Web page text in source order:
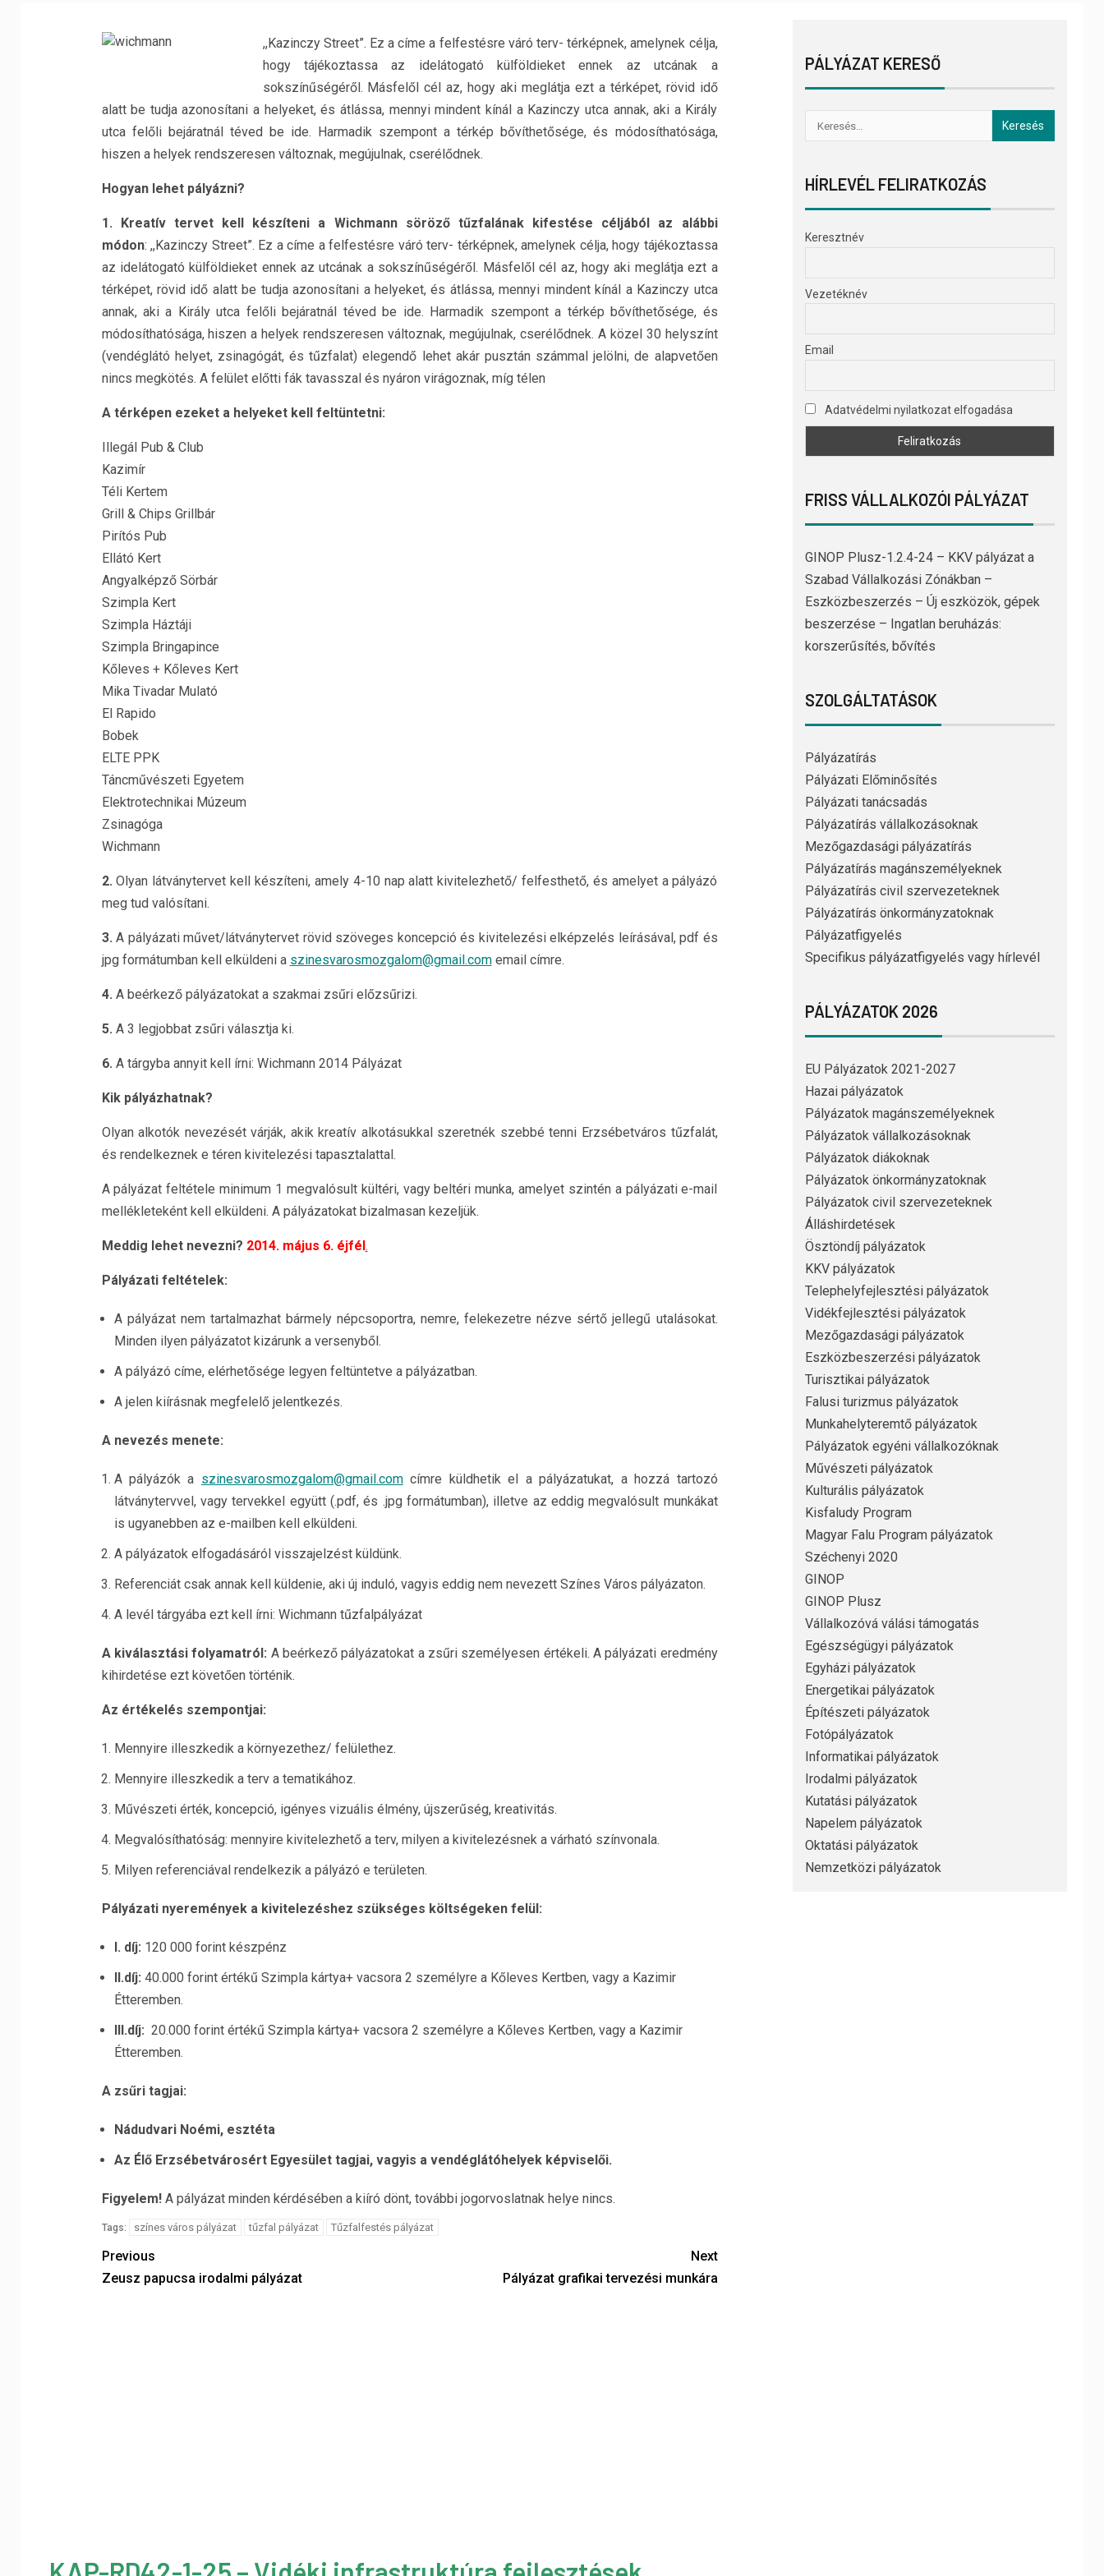
,,Kazinczy Street”. Ez a címe a felfestésre váró terv- térképnek, amelynek célja,
hogy tájékoztassa az idelátogató külföldieket ennek az utcának a
sokszínűségéről. Másfelől cél az, hogy aki meglátja ezt a térképet, rövid idő
alatt be tudja azonosítani a helyeket, és átlássa, mennyi mindent kínál a Kazinczy utca annak, aki a Király
utca felőli bejáratnál téved be ide. Harmadik szempont a térkép bővíthetősége, és módosíthatósága,
hiszen a helyek rendszeresen változnak, megújulnak, cserélődnek.
Hogyan lehet pályázni?
1.
Kreatív tervet kell készíteni a Wichmann söröző tűzfalának kifestése céljából az alábbi
módon: ,,Kazinczy Street”. Ez a címe a felfestésre váró terv- térképnek, amelynek célja, hogy tájékoztassa
az idelátogató külföldieket ennek az utcának a sokszínűségéről. Másfelől cél az, hogy aki meglátja ezt a
térképet, rövid idő alatt be tudja azonosítani a helyeket, és átlássa, mennyi mindent kínál a Kazinczy utca
annak, aki a Király utca felőli bejáratnál téved be ide. Harmadik szempont a térkép bővíthetősége, és
módosíthatósága, hiszen a helyek rendszeresen változnak, megújulnak, cserélődnek. A közel 30 helyszínt
(vendéglátó helyet, zsinagógát, és tűzfalat) elegendő lehet akár pusztán számmal jelölni, de alapvetően
nincs megkötés. A felület előtti fák tavasszal és nyáron virágoznak, míg télen
A térképen ezeket a helyeket kell feltüntetni:
Illegál Pub & Club
Kazimír
Téli Kertem
Grill & Chips Grillbár
Pirítós Pub
Ellátó Kert
Angyalképző Sörbár
Szimpla Kert
Szimpla Háztáji
Szimpla Bringapince
Kőleves + Kőleves Kert
Mika Tivadar Mulató
El Rapido
Bobek
ELTE PPK
Táncművészeti Egyetem
Elektrotechnikai Múzeum
Zsinagóga
Wichmann
2. Olyan látványtervet kell készíteni, amely 4-10 nap alatt kivitelezhető/ felfesthető, és amelyet a pályázó
meg tud valósítani.
3. A pályázati művet/látványtervet rövid szöveges koncepció és kivitelezési elképzelés leírásával, pdf és
jpg formátumban kell elküldeni a szinesvarosmozgalom@gmail.comemail címre.
4. A beérkező pályázatokat a szakmai zsűri előzsűrizi.
5. A 3 legjobbat zsűri választja ki.
6. A tárgyba annyit kell írni: Wichmann 2014 Pályázat
Kik pályázhatnak?
Olyan alkotók nevezését várják, akik kreatív alkotásukkal szeretnék szebbé tenni Erzsébetváros tűzfalát,
és rendelkeznek e téren kivitelezési tapasztalattal.
A pályázat feltétele minimum 1 megvalósult kültéri, vagy beltéri munka, amelyet szintén a pályázati e-mail
mellékleteként kell elküldeni. A pályázatokat bizalmasan kezeljük.
Meddig lehet nevezni? 2014. május 6. éjfél.
Pályázati feltételek:
A pályázat nem tartalmazhat bármely népcsoportra, nemre, felekezetre nézve sértő jellegű utalásokat.
Minden ilyen pályázatot kizárunk a versenyből.
A pályázó címe, elérhetősége legyen feltüntetve a pályázatban.
A jelen kiírásnak megfelelő jelentkezés.
A nevezés menete:
A pályázók a szinesvarosmozgalom@gmail.comcímre küldhetik el a pályázatukat, a hozzá tartozó
látványtervvel, vagy tervekkel együtt (.pdf, és .jpg formátumban), illetve az eddig megvalósult munkákat
is ugyanebben az e-mailben kell elküldeni.
A pályázatok elfogadásáról visszajelzést küldünk.
Referenciát csak annak kell küldenie, aki új induló, vagyis eddig nem nevezett Színes Város pályázaton.
A levél tárgyába ezt kell írni: Wichmann tűzfalpályázat
A kiválasztási folyamatról: A beérkező pályázatokat a zsűri személyesen értékeli. A pályázati eredmény
kihirdetése ezt követően történik.
Az értékelés szempontjai:
Mennyire illeszkedik a környezethez/ felülethez.
Mennyire illeszkedik a terv a tematikához.
Művészeti érték, koncepció, igényes vizuális élmény, újszerűség, kreativitás.
Megvalósíthatóság: mennyire kivitelezhető a terv, milyen a kivitelezésnek a várható színvonala.
Milyen referenciával rendelkezik a pályázó e területen.
Pályázati nyeremények a kivitelezéshez szükséges költségeken felül:
I. díj: 120 000 forint készpénz
II.díj: 40.000 forint értékű Szimpla kártya+ vacsora 2 személyre a Kőleves Kertben, vagy a Kazimir
Étteremben.
III.díj: 20.000 forint értékű Szimpla kártya+ vacsora 2 személyre a Kőleves Kertben, vagy a Kazimir
Étteremben.
A zsűri tagjai:
Nádudvari Noémi, esztéta
Az Élő Erzsébetvárosért Egyesület tagjai, vagyis a vendéglátóhelyek képviselői.
Figyelem! A pályázat minden kérdésében a kiíró dönt, további jogorvoslatnak helye nincs.
Tags: színes város pályázat tűzfal pályázat Tűzfalfestés pályázat
Previous
Zeusz papucsa irodalmi pályázat
Next
Pályázat grafikai tervezési munkára
PÁLYÁZAT KERESŐ
HÍRLEVÉL FELIRATKOZÁS
Keresztnév
Vezetéknév
Email
Adatvédelmi nyilatkozat elfogadása
FRISS VÁLLALKOZÓI PÁLYÁZAT
GINOP Plusz-1.2.4-24 – KKV pályázat a
Szabad Vállalkozási Zónákban –
Eszközbeszerzés – Új eszközök, gépek
beszerzése – Ingatlan beruházás:
korszerűsítés, bővítés
SZOLGÁLTATÁSOK
Pályázatírás
Pályázati Előminősítés
Pályázati tanácsadás
Pályázatírás vállalkozásoknak
Mezőgazdasági pályázatírás
Pályázatírás magánszemélyeknek
Pályázatírás civil szervezeteknek
Pályázatírás önkormányzatoknak
Pályázatfigyelés
Specifikus pályázatfigyelés vagy hírlevél
PÁLYÁZATOK 2026
EU Pályázatok 2021-2027
Hazai pályázatok
Pályázatok magánszemélyeknek
Pályázatok vállalkozásoknak
Pályázatok diákoknak
Pályázatok önkormányzatoknak
Pályázatok civil szervezeteknek
Álláshirdetések
Ösztöndíj pályázatok
KKV pályázatok
Telephelyfejlesztési pályázatok
Vidékfejlesztési pályázatok
Mezőgazdasági pályázatok
Eszközbeszerzési pályázatok
Turisztikai pályázatok
Falusi turizmus pályázatok
Munkahelyteremtő pályázatok
Pályázatok egyéni vállalkozóknak
Művészeti pályázatok
Kulturális pályázatok
Kisfaludy Program
Magyar Falu Program pályázatok
Széchenyi 2020
GINOP
GINOP Plusz
Vállalkozóvá válási támogatás
Egészségügyi pályázatok
Egyházi pályázatok
Energetikai pályázatok
Építészeti pályázatok
Fotópályázatok
Informatikai pályázatok
Irodalmi pályázatok
Kutatási pályázatok
Napelem pályázatok
Oktatási pályázatok
Nemzetközi pályázatok